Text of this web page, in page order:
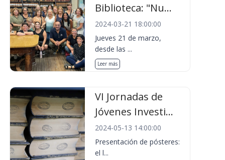
Biblioteca: "Nu...
2024-03-21 18:00:00
Jueves 21 de marzo,
desde las ...
Leer más
VI Jornadas de
Jóvenes Investi...
2024-05-13 14:00:00
Presentación de pósteres:
el l...